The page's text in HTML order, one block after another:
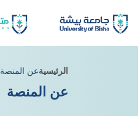
الرئيسيةعن المنصة
عن المنصة